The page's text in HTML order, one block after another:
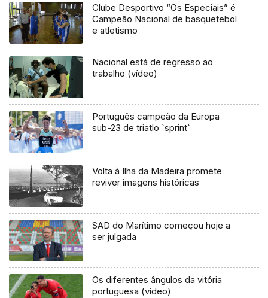
Clube Desportivo “Os Especiais” é
Campeão Nacional de basquetebol
e atletismo
Nacional está de regresso ao
trabalho (vídeo)
Português campeão da Europa
sub-23 de triatlo `sprint`
Volta à Ilha da Madeira promete
reviver imagens históricas
SAD do Marítimo começou hoje a
ser julgada
Os diferentes ângulos da vitória
portuguesa (vídeo)